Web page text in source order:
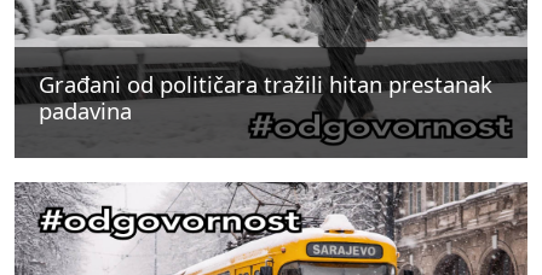
Građani od političara tražili hitan prestanak
padavina
Građani od političara tražili hitan prestanak
padavina
Građani od političara tražili hitan prestanak
padavina